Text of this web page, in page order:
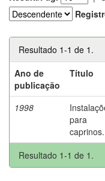
Resultado 1-1 de 1.
Ano de
publicação
Título
1998
para
caprinos.
Resultado 1-1 de 1.